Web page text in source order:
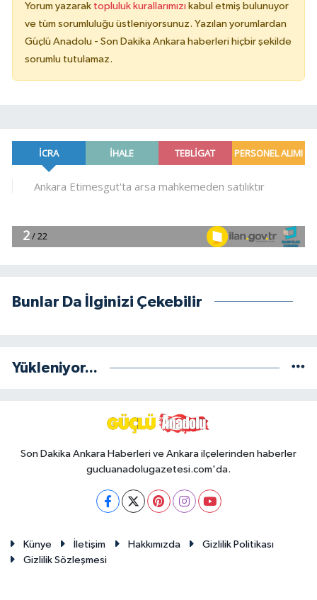
Yorum yazarak topluluk kurallarımızı kabul etmiş bulunuyor
ve tüm sorumluluğu üstleniyorsunuz. Yazılan yorumlardan
Güçlü Anadolu - Son Dakika Ankara haberleri hiçbir şekilde
sorumlu tutulamaz.
Bunlar Da İlginizi Çekebilir
Yükleniyor...
Son Dakika Ankara Haberleri ve Ankara ilçelerinden haberler
gucluanadolugazetesi.com'da.
Künye İletişim Hakkımızda
Gizlilik Politikası
Gizlilik Sözleşmesi